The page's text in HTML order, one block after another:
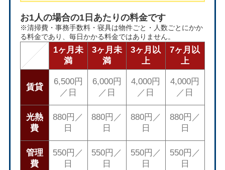
お1人の場合の1日あたりの料金です
※清掃費・事務手数料・寝具は物件ごと・人数ごとにかか
る料金であり、毎日かかる料金ではありません。
1ヶ月未
満
3ヶ月未
満
3ヶ月以
上
7ヶ月以
上
賃貸
6,500円
／日
6,000円
／日
4,000円
／日
4,000円
／日
光熱
費
880円／
日
880円／
日
880円／
日
880円／
日
管理
費
550円／
日
550円／
日
550円／
日
550円／
日